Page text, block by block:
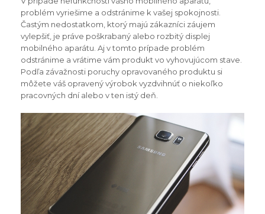
problém vyriešime a odstránime k vašej spokojnosti.
Častým nedostatkom, ktorý majú zákazníci záujem
vylepšiť, je práve poškrabaný alebo rozbitý displej
mobilného aparátu. Aj v tomto prípade problém
odstránime a vrátime vám produkt vo vyhovujúcom stave.
Podľa závažnosti poruchy opravovaného produktu si
môžete váš opravený výrobok vyzdvihnúť o niekoľko
pracovných dní alebo v ten istý deň.